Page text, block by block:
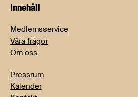
Innehåll
Medlemsservice
Våra frågor
Om oss
Pressrum
Kalender